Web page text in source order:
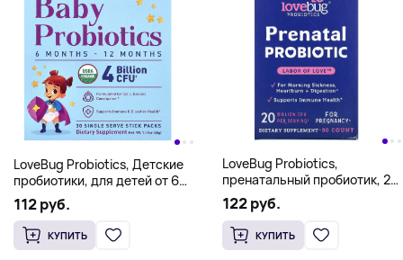
LoveBug Probiotics, Детские
пробиотики, для детей от 6
до 12 месяцев, 4 млрд КОЕ,
30 порционных пакетиков
112 руб.
КУПИТЬ
LoveBug Probiotics,
пренатальный пробиотик, 20
млрд КОЕ, 30 капсул
122 руб.
КУПИТЬ